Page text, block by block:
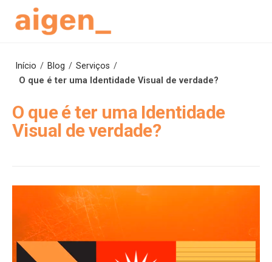
Início / Blog / Serviços /
O que é ter uma Identidade Visual de verdade?
O que é ter uma Identidade
Visual de verdade?